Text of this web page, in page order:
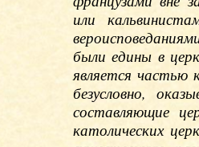
или
были едины в
является частью
безусловно,
составляющие
католических